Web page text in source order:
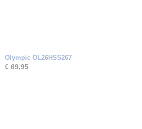
Olympic OL26HSS267
€ 69,95